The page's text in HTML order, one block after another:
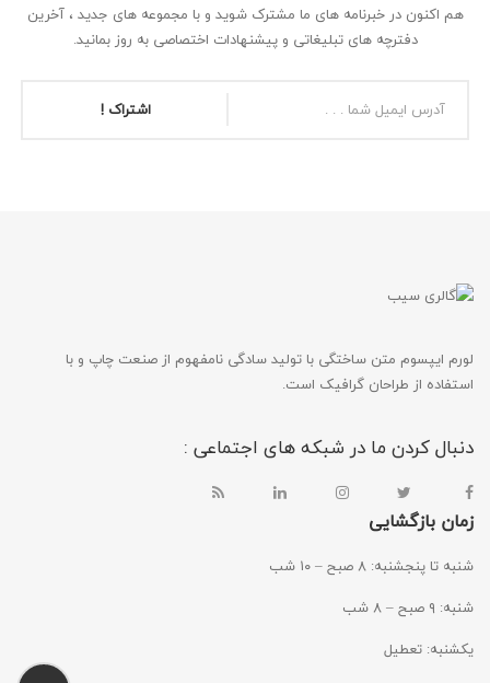
هم اکنون در خبرنامه های ما مشترک شوید و با مجموعه های جدید ، آخرین
دفترچه های تبلیغاتی و پیشنهادات اختصاصی به روز بمانید.
اشتراک !
لورم ایپسوم متن ساختگی با تولید سادگی نامفهوم از صنعت چاپ و با
استفاده از طراحان گرافیک است.
دنبال کردن ما در شبکه های اجتماعی :
زمان بازگشایی
شنبه تا پنجشنبه: ۸ صبح – ۱۰ شب
شنبه: ۹ صبح – ۸ شب
یکشنبه: تعطیل